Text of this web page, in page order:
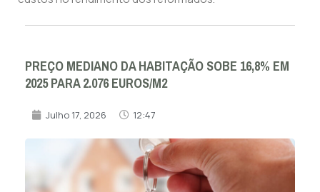
PREÇO MEDIANO DA HABITAÇÃO SOBE 16,8% EM
2025 PARA 2.076 EUROS/M2
Julho 17, 2026 12:47